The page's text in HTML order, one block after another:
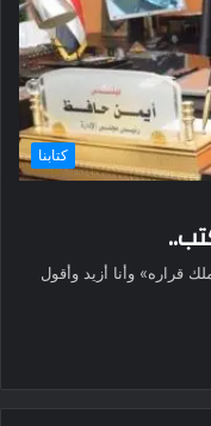
كتابنا
قراره» وأنا أزيد وأقول